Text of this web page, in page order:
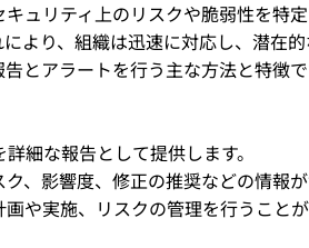
ュリティ上のリスクや脆弱性を特
より、組織は迅速に対応し、潜在
とアラートを行う主な方法と特徴
細な報告として提供します。
、影響度、修正の推奨などの情報が
や実施、リスクの管理を行うことが